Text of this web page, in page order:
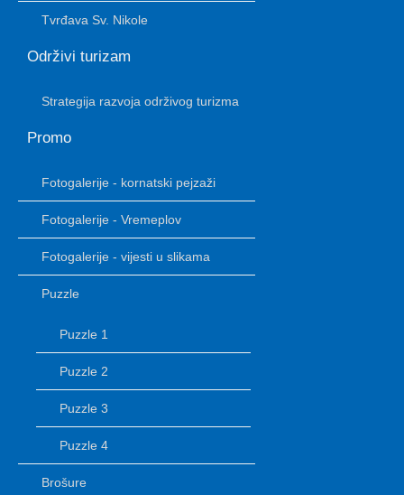
Tvrđava Sv. Nikole
Održivi turizam
Strategija razvoja održivog turizma
Promo
Fotogalerije - kornatski pejzaži
Fotogalerije - Vremeplov
Fotogalerije - vijesti u slikama
Puzzle
Puzzle 1
Puzzle 2
Puzzle 3
Puzzle 4
Brošure